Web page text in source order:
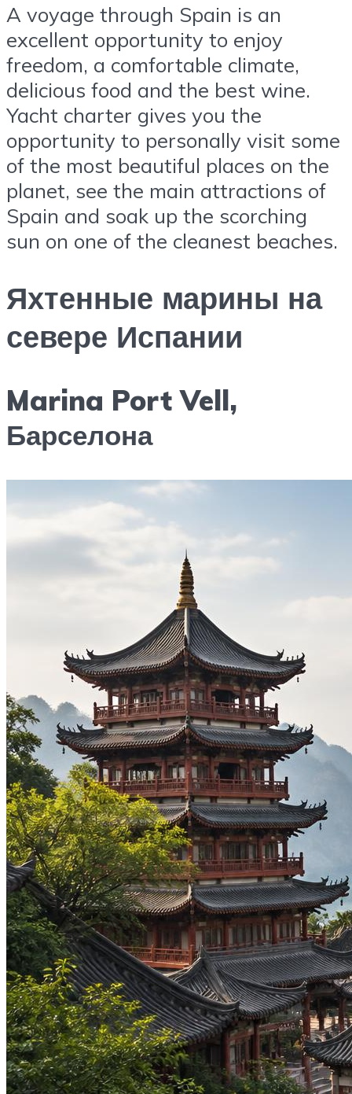
A voyage through Spain is an
excellent opportunity to enjoy
freedom, a comfortable climate,
delicious food and the best wine.
Yacht charter gives you the
opportunity to personally visit some
of the most beautiful places on the
planet, see the main attractions of
Spain and soak up the scorching
sun on one of the cleanest beaches.
Яхтенные марины на
севере Испании
Marina Port Vell,
Барселона